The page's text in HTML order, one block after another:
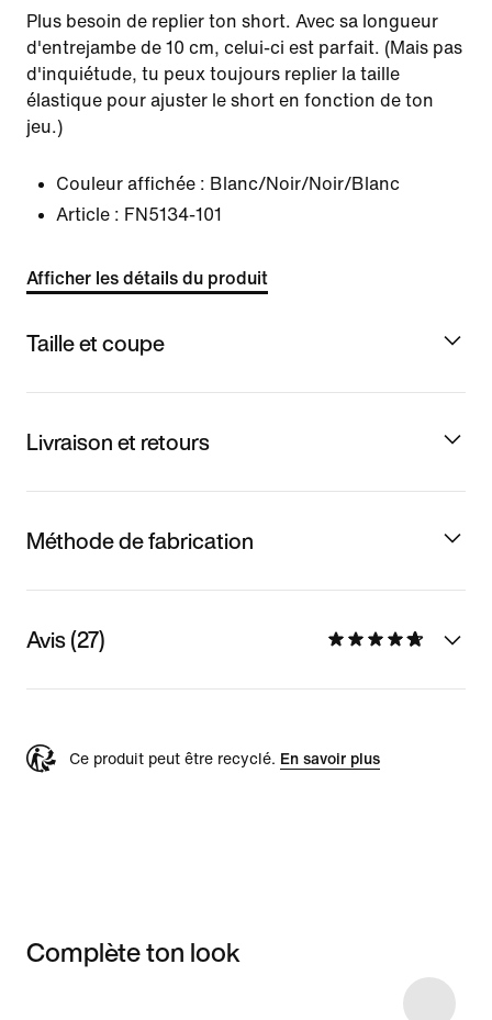
Plus besoin de replier ton short. Avec sa longueur
d'entrejambe de 10 cm, celui-ci est parfait. (Mais pas
d'inquiétude, tu peux toujours replier la taille
élastique pour ajuster le short en fonction de ton
jeu.)
Couleur affichée : Blanc/Noir/Noir/Blanc
Article : FN5134-101
Afficher les détails du produit
Taille et coupe
Livraison et retours
Méthode de fabrication
Avis (27)
Ce produit peut être recyclé. En savoir plus
Complète ton look